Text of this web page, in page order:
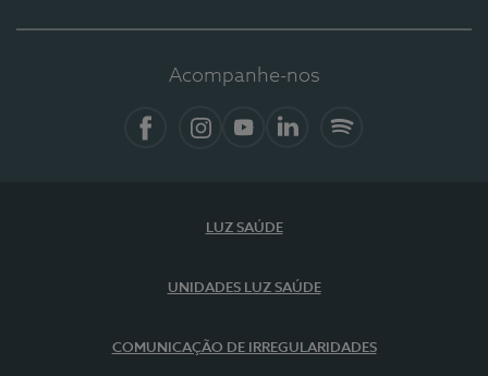
Acompanhe-nos
LUZ SAÚDE
UNIDADES LUZ SAÚDE
COMUNICAÇÃO DE IRREGULARIDADES